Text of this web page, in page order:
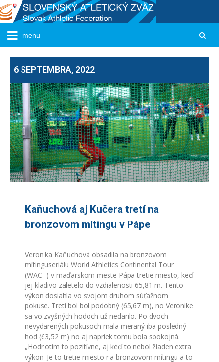
6 SEPTEMBRA, 2022
Kaňuchová aj Kučera tretí na
bronzovom mítingu v Pápe
Veronika Kaňuchová obsadila na bronzovom
mítinguseriálu World Athletics Continental Tour
(WACT) v maďarskom meste Pápa tretie miesto, keď
jej kladivo zaletelo do vzdialenosti 65,81 m. Tento
výkon dosiahla vo svojom druhom súťažnom
pokuse. Tretí bol bol podobný (65,67 m), no Veronike
sa vo zvyšných hodoch už nedarilo. Po dvoch
nevydarených pokusoch mala meraný iba posledný
hod (63,52 m) no aj napriek tomu bola spokojná.
„Hodnotím to pozitívne, aj keď to nebol žiaden extra
výkon. Je to tretie miesto na bronzovom mítingu a to